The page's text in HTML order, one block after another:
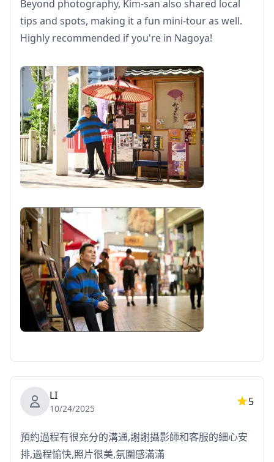
设施拍照，请务必自行提前获取必要的拍摄许可。
Beyond photography, Kim-san also shared local
tips and spots, making it a fun mini-tour as well.
Highly recommended if you're in Nagoya!
LI
10/24/2025
5
預約過程有很充分的溝通,謝謝攝影師和客服的細心安
排,過程愉快,照片很美,氛圍感滿滿